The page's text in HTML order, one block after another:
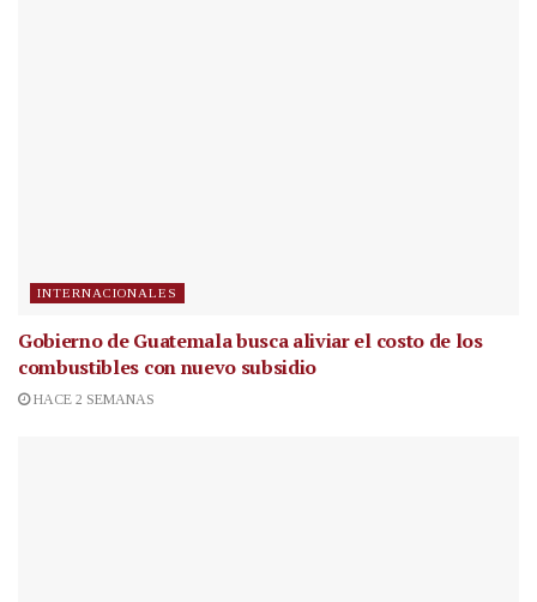
INTERNACIONALES
Gobierno de Guatemala busca aliviar el costo de los
combustibles con nuevo subsidio
HACE 2 SEMANAS